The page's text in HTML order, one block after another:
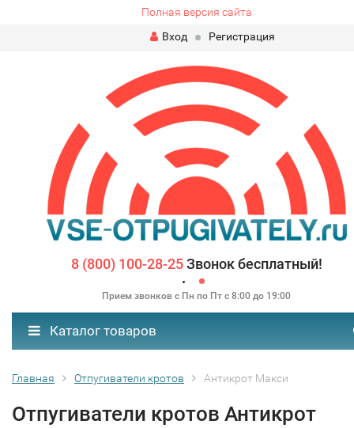
Полная версия сайта
Вход
Регистрация
8 (800) 100-28-25Звонок бесплатный!
Прием звонков с Пн по Пт с 8:00 до 19:00
Каталог товаров
Главная Отпугиватели кротов Антикрот Макси
Отпугиватели кротов Антикрот